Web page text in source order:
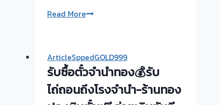
Read Moreรับ
ทอง
ยินดี
บริการ
💰
ArticleSppedGOLD999
รับซื้อตั๋วจำนำทอง💰รับ
ไถ่ถอนถึงโรงจำนำ-ร้านทอง